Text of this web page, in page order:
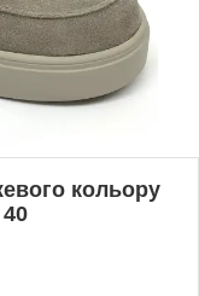
кольору